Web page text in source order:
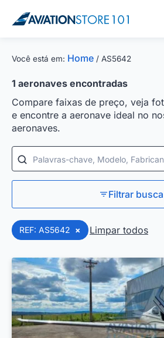
Você está em: Home / AS5642
1 aeronaves encontradas
Compare faixas de preço, veja
e encontre a aeronave ideal no
aeronaves.
Palavras-chave, Modelo,
Filtrar busca
REF: AS5642 × Limpar todos